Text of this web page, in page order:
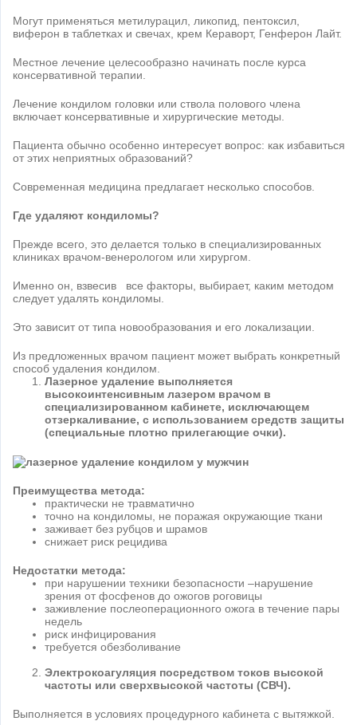
Могут применяться метилурацил, ликопид, пентоксил,
виферон в таблетках и свечах, крем Кераворт, Генферон Лайт.
Местное лечение целесообразно начинать после курса
консервативной терапии.
Лечение кондилом головки или ствола полового члена
включает консервативные и хирургические методы.
Пациента обычно особенно интересует вопрос: как избавиться
от этих неприятных образований?
Современная медицина предлагает несколько способов.
Где удаляют кондиломы?
Прежде всего, это делается только в специализированных
клиниках врачом-венерологом или хирургом.
Именно он, взвесив все факторы, выбирает, каким методом
следует удалять кондиломы.
Это зависит от типа новообразования и его локализации.
Из предложенных врачом пациент может выбрать конкретный
способ удаления кондилом.
Лазерное удаление выполняется
высокоинтенсивным лазером врачом в
специализированном кабинете, исключающем
отзеркаливание, с использованием средств защиты
(специальные плотно прилегающие очки).
Преимущества метода:
практически не травматично
точно на кондиломы, не поражая окружающие ткани
заживает без рубцов и шрамов
снижает риск рецидива
Недостатки метода:
при нарушении техники безопасности –нарушение
зрения от фосфенов до ожогов роговицы
заживление послеоперационного ожога в течение пары
недель
риск инфицирования
требуется обезболивание
Электрокоагуляция посредством токов высокой
частоты или сверхвысокой частоты (СВЧ).
Выполняется в условиях процедурного кабинета с вытяжкой.